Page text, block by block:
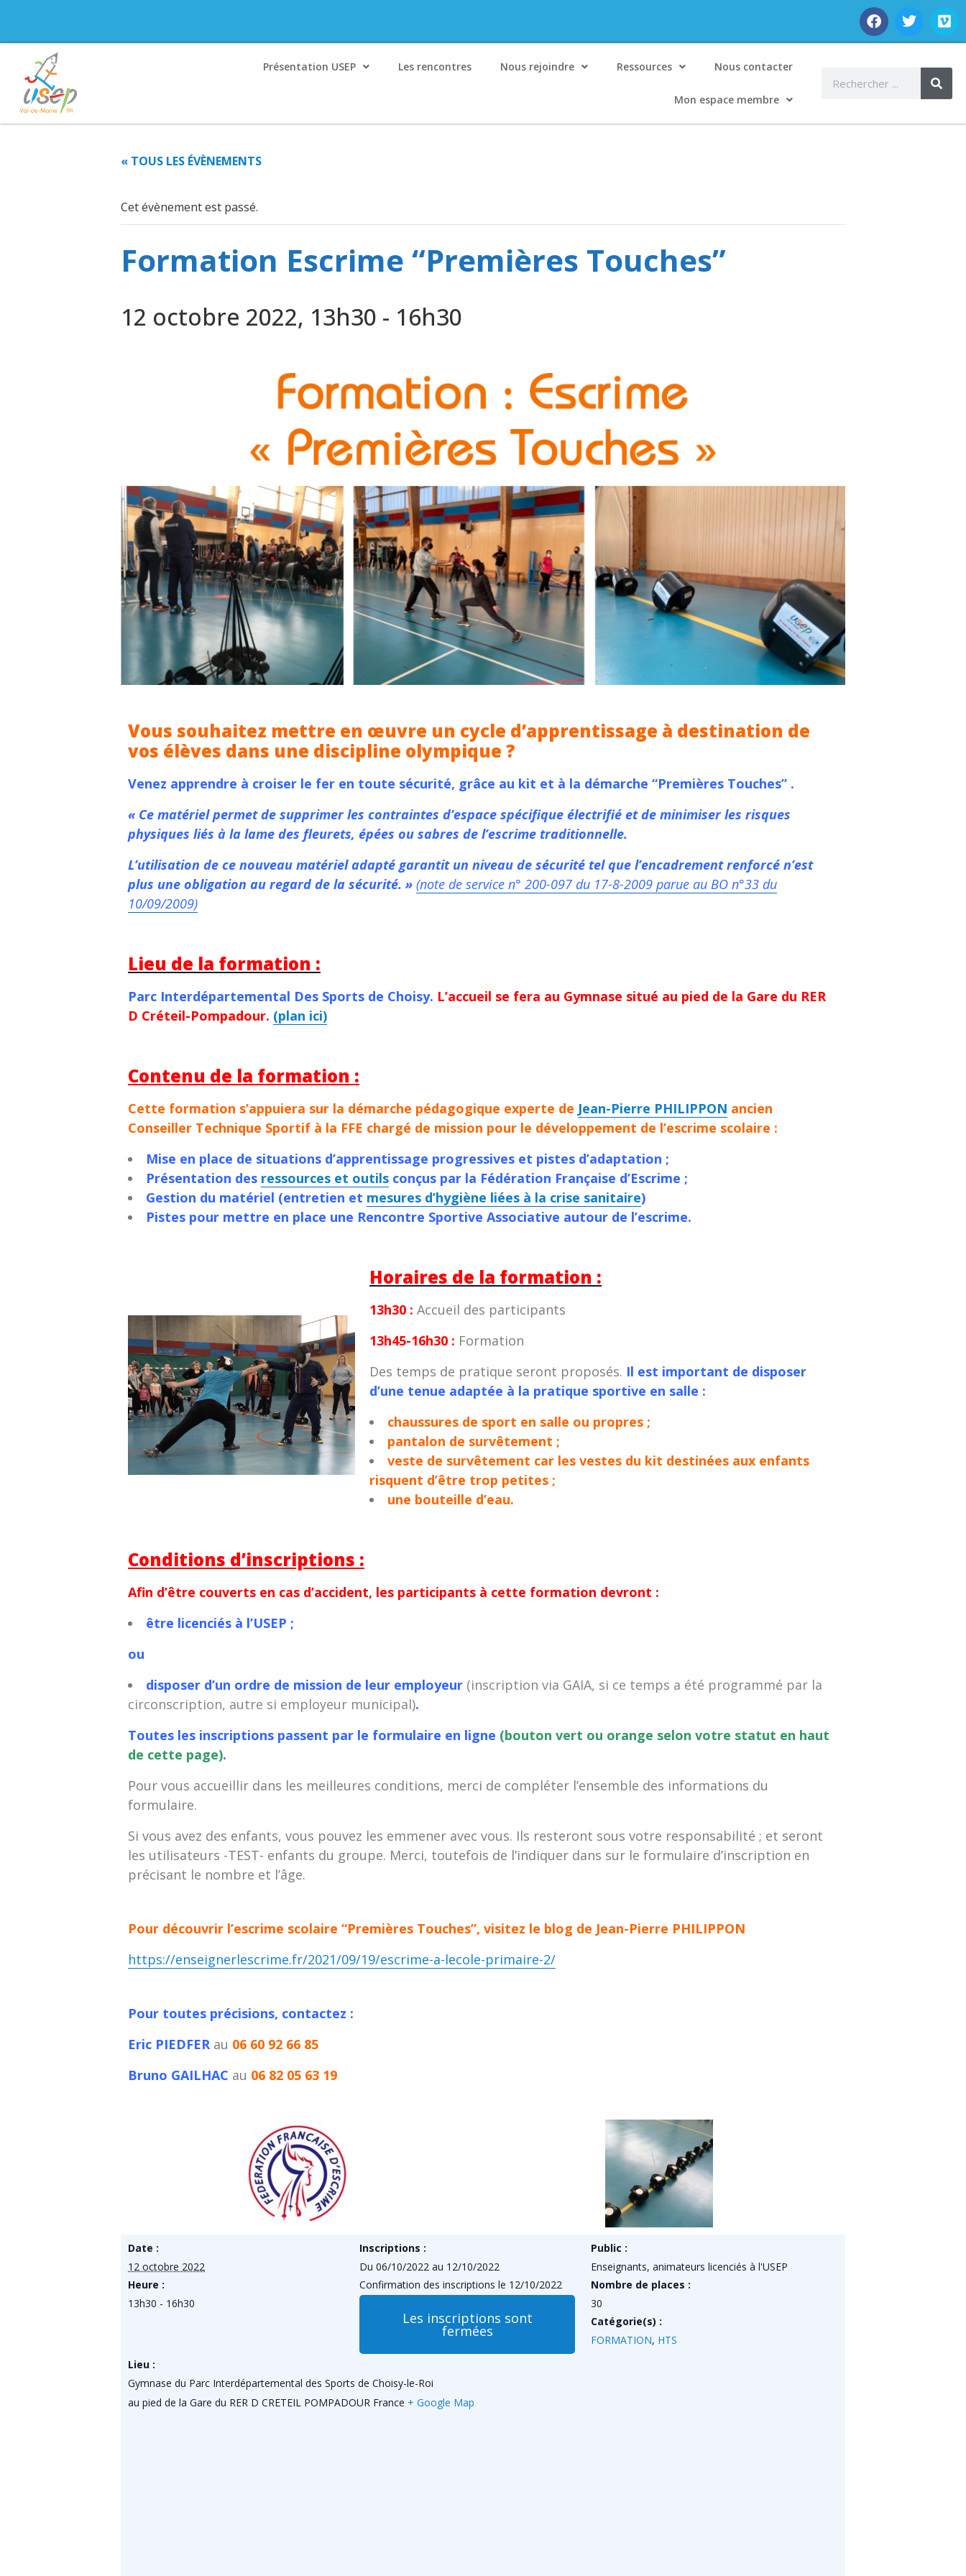
Présentation USEP Les rencontres Nous rejoindre Ressources Nous contacter
Mon espace membre
« TOUS LES ÉVÈNEMENTS
Cet évènement est passé.
Formation Escrime “Premières Touches”
12 octobre 2022, 13h30 - 16h30
Vous souhaitez mettre en œuvre un cycle d’apprentissage à destination de
vos élèves dans une discipline olympique ?
Venez apprendre à croiser le fer en toute sécurité, grâce au kit et à la démarche “Premières Touches” .
« Ce matérielpermet de supprimer les contraintes d’espace spécifique électrifié et de minimiser les risques
physiques liés à la lame des fleurets, épées ou sabres de l’escrime traditionnelle.
L’utilisation de ce nouveau matériel adapté garantit un niveau de sécurité tel que l’encadrement renforcé n’est
plus une obligation au regard de la sécurité. » (note de service n° 200-097 du 17-8-2009 parue au BO n°33 du
10/09/2009)
Lieu de la formation :
Parc Interdépartemental Des Sports de Choisy. L’accueil se fera au Gymnase situé au pied de la Gare du RER
D Créteil-Pompadour. (plan ici)
Contenu de la formation :
Cette formation s’appuiera sur la démarche pédagogique experte de Jean-Pierre PHILIPPON ancien
Conseiller Technique Sportif à la FFE chargé de mission pour le développement de l’escrime scolaire :
Mise en place de situations d’apprentissage progressives et pistes d’adaptation ;
Présentation des ressources et outils conçus par la Fédération Française d’Escrime ;
Gestion du matériel (entretien et mesures d’hygiène liées à la crise sanitaire)
Pistes pour mettre en place une Rencontre Sportive Associative autour de l’escrime.
Horaires de la formation :
13h30 : Accueil des participants
13h45-16h30 : Formation
Des temps de pratique seront proposés. Il est important de disposer
d’une tenue adaptée à la pratique sportive en salle :
chaussures de sport en salle ou propres ;
pantalon de survêtement ;
veste de survêtement car les vestes du kit destinées aux enfants
risquent d’être trop petites ;
une bouteille d’eau.
Conditions d’inscriptions :
Afin d’être couverts en cas d’accident, les participants à cette formation devront :
être licenciés à l’USEP ;
ou
disposer d’un ordre de mission de leur employeur (inscription via GAIA, si ce temps a été programmé par la
circonscription, autre si employeur municipal).
Toutes les inscriptions passent par le formulaire en ligne (bouton vert ou orange selon votre statut en haut
de cette page).
Pour vous accueillir dans les meilleures conditions, merci de compléter l’ensemble des informations du
formulaire.
Si vous avez des enfants, vous pouvez les emmener avec vous. Ils resteront sous votre responsabilité ; et seront
les utilisateurs -TEST- enfants du groupe. Merci, toutefois de l’indiquer dans sur le formulaire d’inscription en
précisant le nombre et l’âge.
Pour découvrir l’escrime scolaire “Premières Touches”, visitez le blog de Jean-Pierre PHILIPPON
https://enseignerlescrime.fr/2021/09/19/escrime-a-lecole-primaire-2/
Pour toutes précisions, contactez :
Eric PIEDFER au 06 60 92 66 85
Bruno GAILHAC au 06 82 05 63 19
Date :
12 octobre 2022
Heure :
13h30 - 16h30
Inscriptions :
Du 06/10/2022 au 12/10/2022
Confirmation des inscriptions le 12/10/2022
Les inscriptions sont
fermées
Public :
Enseignants, animateurs licenciés à l'USEP
Nombre de places :
30
Catégorie(s) :
FORMATION, HTS
Lieu :
Gymnase du Parc Interdépartemental des Sports de Choisy-le-Roi
au pied de la Gare du RER D CRETEIL POMPADOUR France + Google Map